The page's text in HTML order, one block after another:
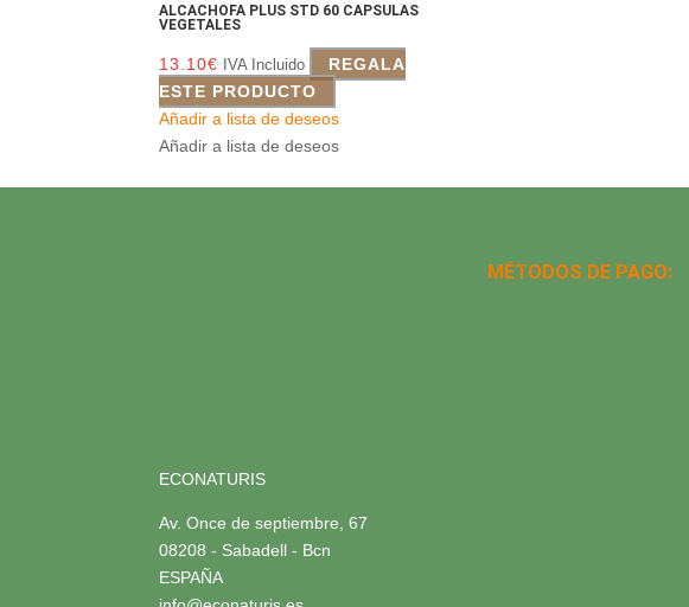
ALCACHOFA PLUS STD 60 CAPSULAS
VEGETALES
13.10€ IVA Incluido
REGALA
ESTE PRODUCTO
Añadir a lista de deseos
Añadir a lista de deseos
ECONATURIS
Av. Once de septiembre, 67
08208 - Sabadell - Bcn
ESPAÑA
MÉTODOS DE PAGO: